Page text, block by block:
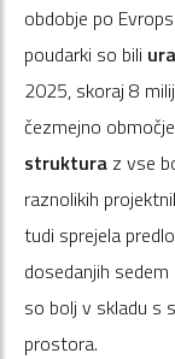
obdobje po
poudarki so bili
2025, skoraj 8
čezmejno
struktura z vse
raznolikih
tudi sprejela
dosedanjih
so bolj v skladu s
prostora.